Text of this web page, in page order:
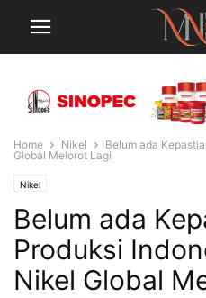
Home Nikel
Belum ada
Global Melorot Lagi
Nikel
Belum ada
Produksi
Nikel Global